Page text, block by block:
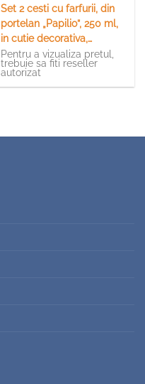
Set 2 cesti cu farfurii, din
portelan „Papilio”, 250 ml,
in cutie decorativa,
Geometric
Pentru a vizualiza pretul,
trebuie sa fiti reseller
autorizat